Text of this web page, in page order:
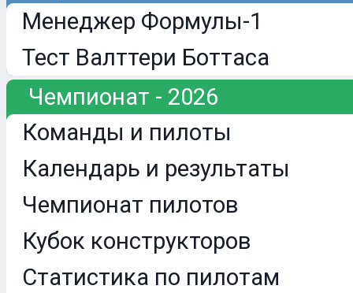
Менеджер Формулы-1
Тест Валттери Боттаса
Чемпионат - 2026
Команды и пилоты
Календарь и результаты
Чемпионат пилотов
Кубок конструкторов
Статистика по пилотам